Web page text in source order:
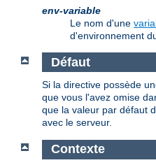
env-variable
Le nom d'une
d'environnement
Défaut
Si la directive possède
que vous l'avez omise
que la valeur par défaut
avec le serveur.
Contexte